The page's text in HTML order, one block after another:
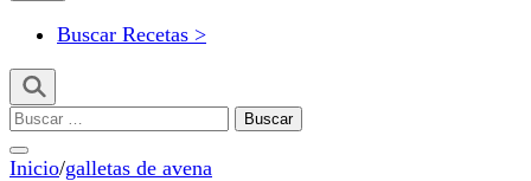
Buscar Recetas >
Buscar:
Inicio/galletas de avena